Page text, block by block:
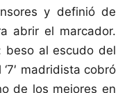
y definió de
abrir el marcador.
beso al escudo del
madridista cobró
de los mejores en